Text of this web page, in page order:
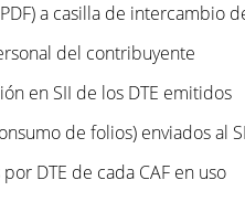
a casilla de intercambio
del contribuyente
en SII de los DTE emitidos
de folios) enviados al
DTE de cada CAF en uso